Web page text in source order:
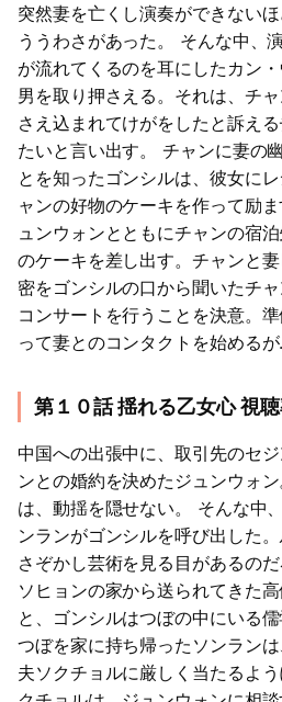
突然妻を亡くし演奏ができない
ううわさがあった。 そんな中、
が流れてくるのを耳にしたカン
男を取り押さえる。それは、チ
さえ込まれてけがをしたと訴え
たいと言い出す。 チャンに妻の
とを知ったゴンシルは、彼女に
ャンの好物のケーキを作って励
ュンウォンとともにチャンの宿
のケーキを差し出す。チャンと
密をゴンシルの口から聞いたチャ
コンサートを行うことを決意。
って妻とのコンタクトを始めるが
第１０話 揺れる乙女心 視
中国への出張中に、取引先のセ
ンとの婚約を決めたジュンウォ
は、動揺を隠せない。 そんな中
ンランがゴンシルを呼び出した
さぞかし芸術を見る目があるの
ソヒョンの家から送られてきた
と、ゴンシルはつぼの中にいる
つぼを家に持ち帰ったソンラン
夫ソクチョルに厳しく当たるよ